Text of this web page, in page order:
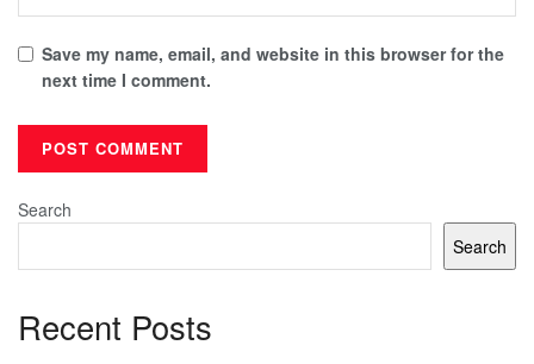
Save my name, email, and website in this browser for the
next time I comment.
Search
Search
Recent Posts